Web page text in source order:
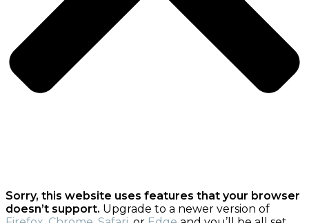
Sorry, this website uses features that your browser
doesn’t support. Upgrade to a newer version of